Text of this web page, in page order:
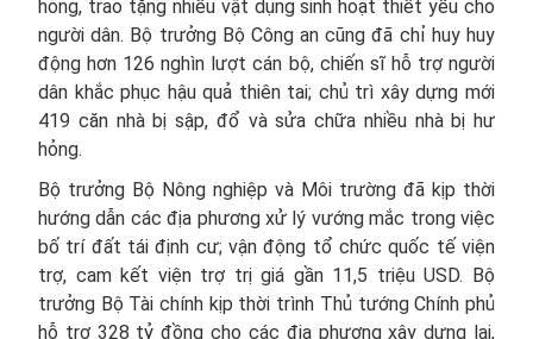
hỏng, trao tặng nhiều vật dụng sinh hoạt thiết yếu cho
người dân. Bộ trưởng Bộ Công an cũng đã chỉ huy huy
động hơn 126 nghìn lượt cán bộ, chiến sĩ hỗ trợ người
dân khắc phục hậu quả thiên tai; chủ trì xây dựng mới
419 căn nhà bị sập, đổ và sửa chữa nhiều nhà bị hư
hỏng.
Bộ trưởng Bộ Nông nghiệp và Môi trường đã kịp thời
hướng dẫn các địa phương xử lý vướng mắc trong việc
bố trí đất tái định cư; vận động tổ chức quốc tế viện
trợ, cam kết viện trợ trị giá gần 11,5 triệu USD. Bộ
trưởng Bộ Tài chính kịp thời trình Thủ tướng Chính phủ
hỗ trợ 328 tỷ đồng cho các địa phương xây dựng lại,